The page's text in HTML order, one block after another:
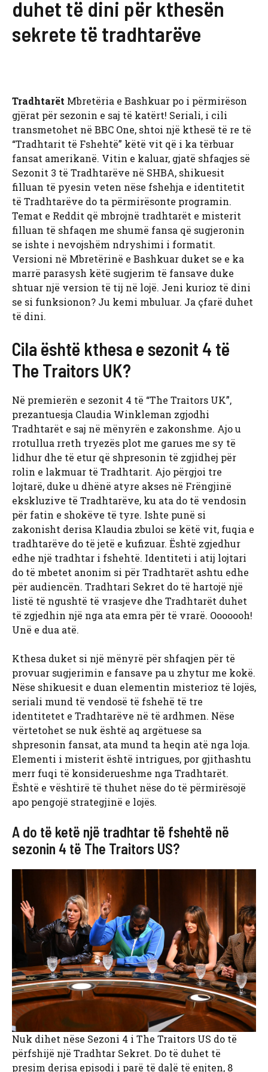
duhet të dini për kthesën
sekrete të tradhtarëve
Tradhtarët Mbretëria e Bashkuar po i përmirëson
gjërat për sezonin e saj të katërt! Seriali, i cili
transmetohet në BBC One, shtoi një kthesë të re të
“Tradhtarit të Fshehtë” këtë vit që i ka tërbuar
fansat amerikanë. Vitin e kaluar, gjatë shfaqjes së
Sezonit 3 të Tradhtarëve në SHBA, shikuesit
filluan të pyesin veten nëse fshehja e identitetit
të Tradhtarëve do ta përmirësonte programin.
Temat e Reddit që mbrojnë tradhtarët e misterit
filluan të shfaqen me shumë fansa që sugjeronin
se ishte i nevojshëm ndryshimi i formatit.
Versioni në Mbretërinë e Bashkuar duket se e ka
marrë parasysh këtë sugjerim të fansave duke
shtuar një version të tij në lojë. Jeni kurioz të dini
se si funksionon? Ju kemi mbuluar. Ja çfarë duhet
të dini.
Cila është kthesa e sezonit 4 të
The Traitors UK?
Në premierën e sezonit 4 të “The Traitors UK”,
prezantuesja Claudia Winkleman zgjodhi
Tradhtarët e saj në mënyrën e zakonshme. Ajo u
rrotullua rreth tryezës plot me garues me sy të
lidhur dhe të etur që shpresonin të zgjidhej për
rolin e lakmuar të Tradhtarit. Ajo përgjoi tre
lojtarë, duke u dhënë atyre akses në Frëngjinë
ekskluzive të Tradhtarëve, ku ata do të vendosin
për fatin e shokëve të tyre. Ishte punë si
zakonisht derisa Klaudia zbuloi se këtë vit, fuqia e
tradhtarëve do të jetë e kufizuar. Është zgjedhur
edhe një tradhtar i fshehtë. Identiteti i atij lojtari
do të mbetet anonim si për Tradhtarët ashtu edhe
për audiencën. Tradhtari Sekret do të hartojë një
listë të ngushtë të vrasjeve dhe Tradhtarët duhet
të zgjedhin një nga ata emra për të vrarë. Ooooooh!
Unë e dua atë.
Kthesa duket si një mënyrë për shfaqjen për të
provuar sugjerimin e fansave pa u zhytur me kokë.
Nëse shikuesit e duan elementin misterioz të lojës,
seriali mund të vendosë të fshehë të tre
identitetet e Tradhtarëve në të ardhmen. Nëse
vërtetohet se nuk është aq argëtuese sa
shpresonin fansat, ata mund ta heqin atë nga loja.
Elementi i misterit është intrigues, por gjithashtu
merr fuqi të konsiderueshme nga Tradhtarët.
Është e vështirë të thuhet nëse do të përmirësojë
apo pengojë strategjinë e lojës.
A do të ketë një tradhtar të fshehtë në
sezonin 4 të The Traitors US?
Nuk dihet nëse Sezoni 4 i The Traitors US do të
përfshijë një Tradhtar Sekret. Do të duhet të
presim derisa episodi i parë të dalë të enjten, 8